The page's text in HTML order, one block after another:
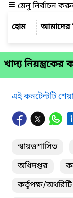
মেনু নির্বাচন
আমাদের
খাদ্য নিয়ন্ত্রকের
এই কনটেন্টটি
স্বায়ত্তশাসিত
অধিদপ্তর
কর্তৃপক্ষ/অথরিটি